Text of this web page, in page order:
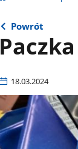
Powrót
18.03.2024